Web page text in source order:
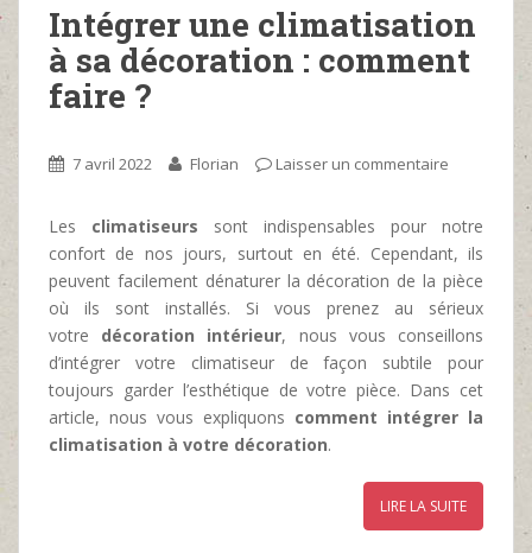
Intégrer une climatisation
à sa décoration : comment
faire ?
7 avril 2022 Florian Laisser un commentaire
Les climatiseurs sont indispensables pour notre
confort de nos jours, surtout en été. Cependant, ils
peuvent facilement dénaturer la décoration de la pièce
où ils sont installés. Si vous prenez au sérieux
votre décoration intérieur, nous vous conseillons
d’intégrer votre climatiseur de façon subtile pour
toujours garder l’esthétique de votre pièce. Dans cet
article, nous vous expliquons comment intégrer la
climatisation à votre décoration.
LIRE LA SUITE